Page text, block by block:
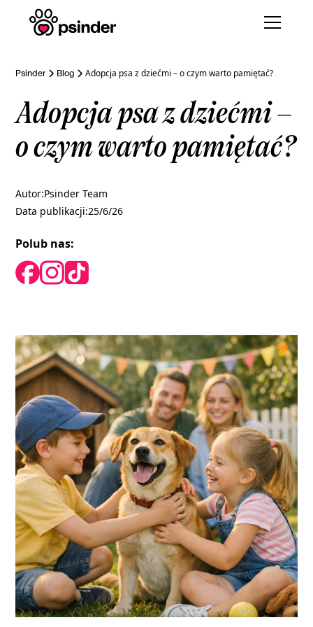
Psinder Blog Adopcja psa z dziećmi – o czym warto pamiętać?
Adopcja psa z dziećmi –
o czym warto pamiętać?
Autor:Psinder Team
Data publikacji:25/6/26
Polub nas: